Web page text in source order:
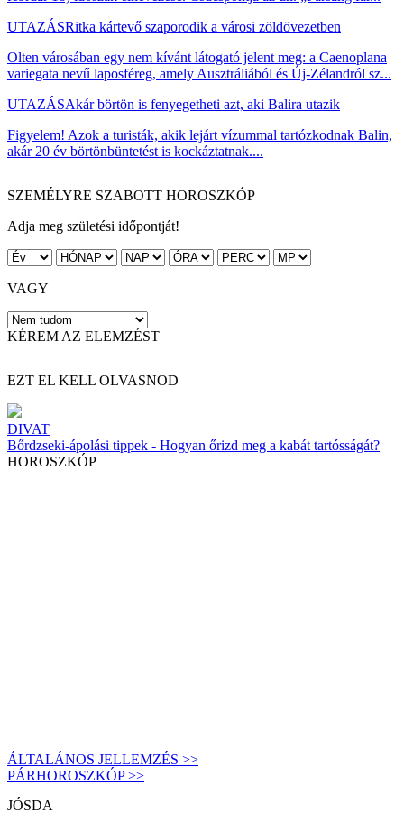
UTAZÁSRitka kártevő szaporodik a városi zöldövezetben
Olten városában egy nem kívánt látogató jelent meg: a Caenoplana
variegata nevű laposféreg, amely Ausztráliából és Új-Zélandról sz...
UTAZÁSAkár börtön is fenyegetheti azt, aki Balira utazik
Figyelem! Azok a turisták, akik lejárt vízummal tartózkodnak Balin,
akár 20 év börtönbüntetést is kockáztatnak....
SZEMÉLYRE SZABOTT HOROSZKÓP
Adja meg születési időpontját!
VAGY
KÉREM AZ ELEMZÉST
EZT EL KELL OLVASNOD
DIVAT
Bőrdzseki-ápolási tippek - Hogyan őrizd meg a kabát tartósságát?
HOROSZKÓP
ÁLTALÁNOS JELLEMZÉS >>
PÁRHOROSZKÓP >>
JÓSDA